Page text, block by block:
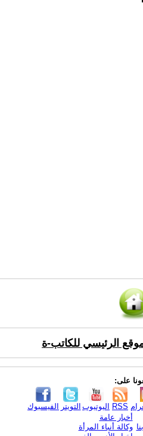
الرئيسي للكاتب-ة
على:
الفيسبوك التويتر اليوتيوب RSS
أخبار عامة
وكالة أنباء المرأة